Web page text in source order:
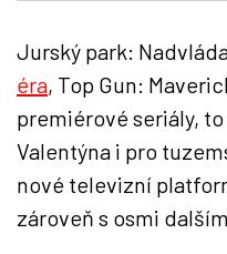
Jurský park:
éra, Top Gun:
premiérové seriály,
Valentýna i pro
nové televizní
zároveň s osmi